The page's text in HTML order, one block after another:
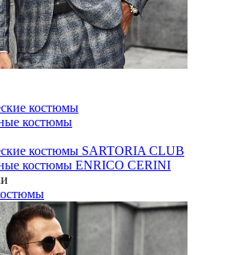
костюмы
костюмы
костюмы SARTORIA CLUB
костюмы ENRICO CERINI